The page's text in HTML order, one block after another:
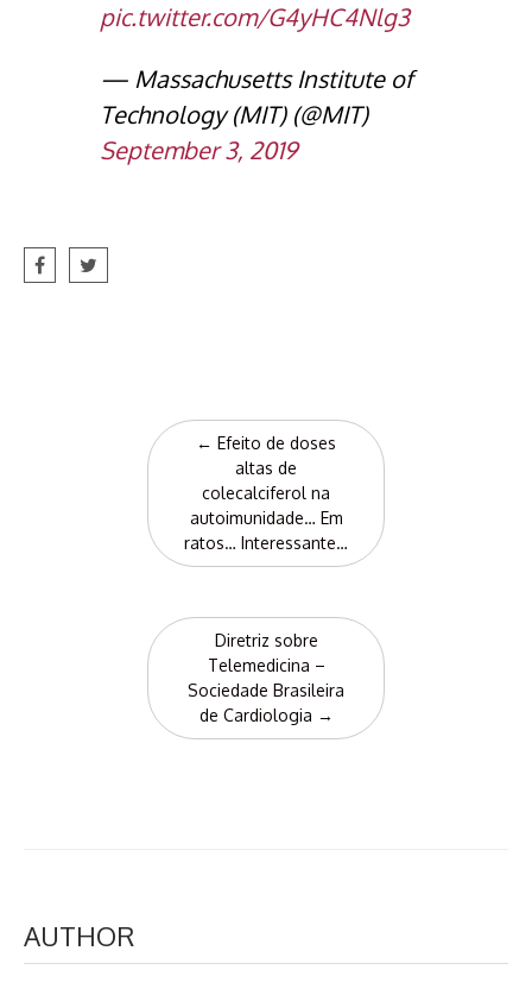
pic.twitter.com/G4yHC4Nlg3
— Massachusetts Institute of
Technology (MIT) (@MIT)
September 3, 2019
navigation
← Efeito de doses
altas de
colecalciferol na
autoimunidade… Em
ratos… Interessante…
Diretriz sobre
Telemedicina –
Sociedade Brasileira
de Cardiologia →
AUTHOR